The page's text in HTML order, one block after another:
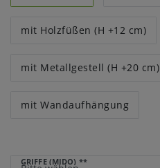
mit Holzfüßen (H +12 cm)
mit Metallgestell (H +20 cm)
mit Wandaufhängung
GRIFFE (MIDO) **